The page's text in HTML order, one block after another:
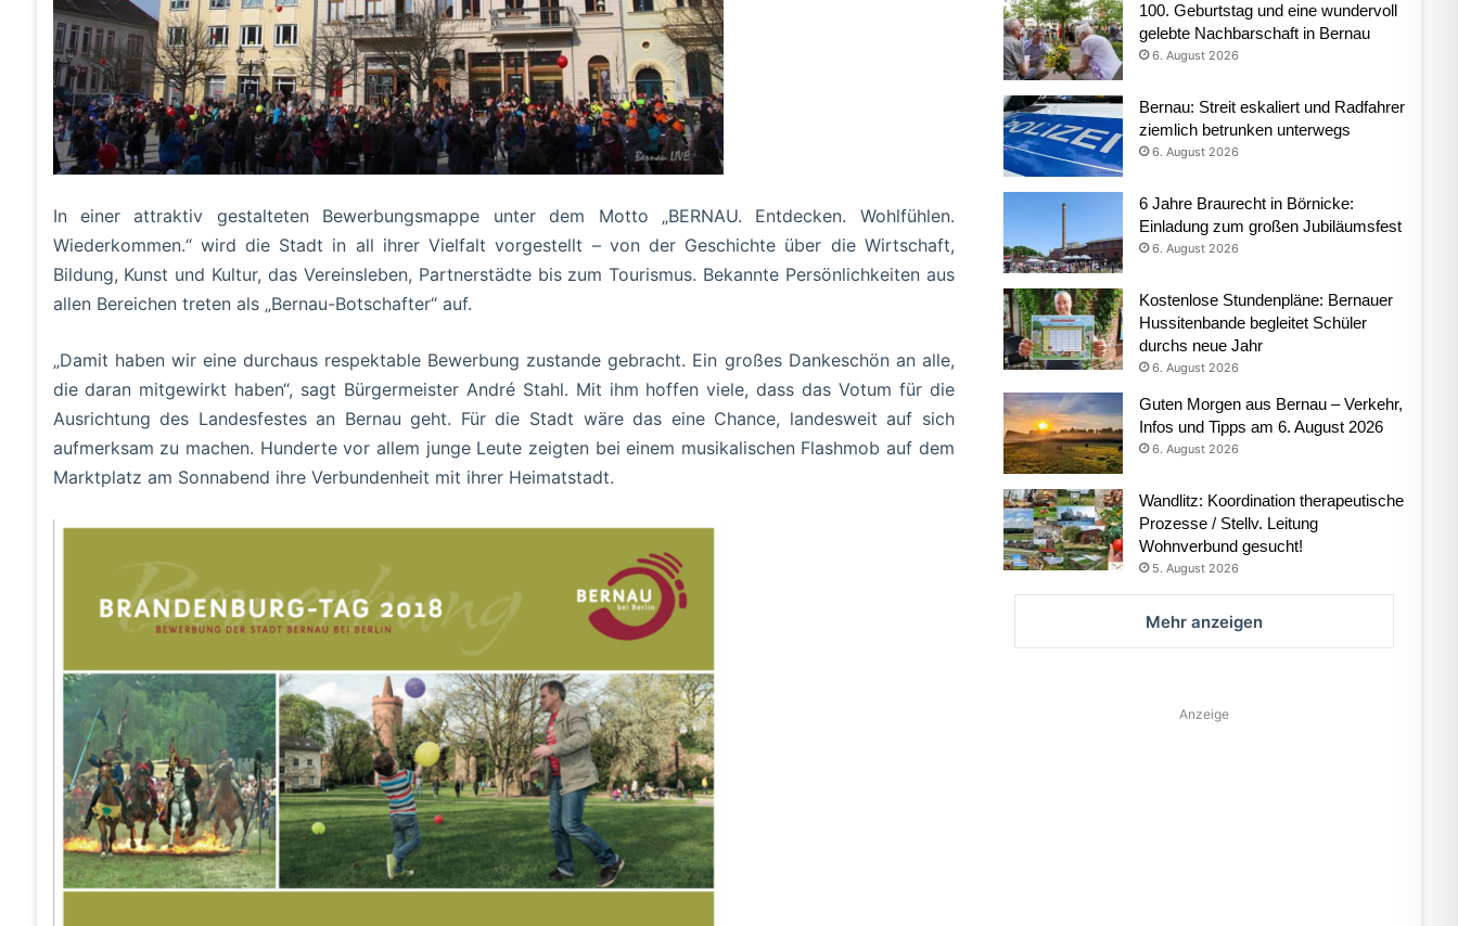
In einer attraktiv gestalteten Bewerbungsmappe unter dem Motto „BERNAU. Entdecken. Wohlfühlen.
Wiederkommen.“ wird die Stadt in all ihrer Vielfalt vorgestellt – von der Geschichte über die Wirtschaft,
Bildung, Kunst und Kultur, das Vereinsleben, Partnerstädte bis zum Tourismus. Bekannte Persönlichkeiten aus
allen Bereichen treten als „Bernau-Botschafter“ auf.
„Damit haben wir eine durchaus respektable Bewerbung zustande gebracht. Ein großes Dankeschön an alle,
die daran mitgewirkt haben“, sagt Bürgermeister André Stahl. Mit ihm hoffen viele, dass das Votum für die
Ausrichtung des Landesfestes an Bernau geht. Für die Stadt wäre das eine Chance, landesweit auf sich
aufmerksam zu machen. Hunderte vor allem junge Leute zeigten bei einem musikalischen Flashmob auf dem
Marktplatz am Sonnabend ihre Verbundenheit mit ihrer Heimatstadt.
100. Geburtstag und eine wundervoll
gelebte Nachbarschaft in Bernau
6. August 2026
Bernau: Streit eskaliert und Radfahrer
ziemlich betrunken unterwegs
6. August 2026
6 Jahre Braurecht in Börnicke:
Einladung zum großen Jubiläumsfest
6. August 2026
Kostenlose Stundenpläne: Bernauer
Hussitenbande begleitet Schüler
durchs neue Jahr
6. August 2026
Guten Morgen aus Bernau – Verkehr,
Infos und Tipps am 6. August 2026
6. August 2026
Wandlitz: Koordination therapeutische
Prozesse / Stellv. Leitung
Wohnverbund gesucht!
5. August 2026
Mehr anzeigen
Anzeige